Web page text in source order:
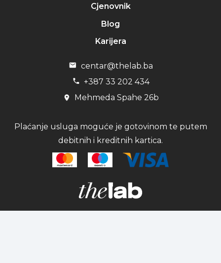
Cjenovnik
Blog
Karijera
centar@thelab.ba
+387 33 202 434
Mehmeda Spahe 26b
Plaćanje usluga moguće je gotovinom te putem
debitnih i kreditnih kartica.